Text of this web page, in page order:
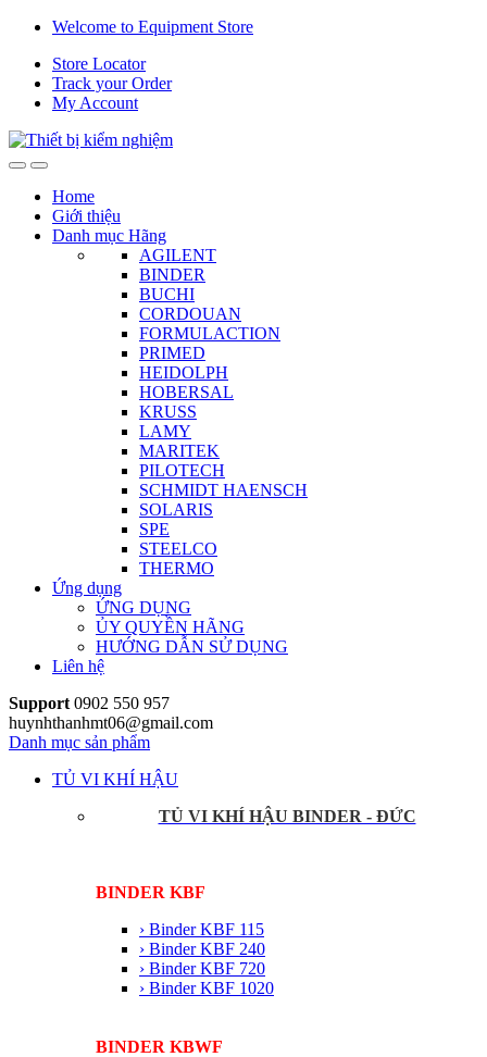
Skip
navigation
Skip
content
Welcome to Equipment Store
Store Locator
Track your Order
My Account
Home
Giới thiệu
Danh mục Hãng
AGILENT
BINDER
BUCHI
CORDOUAN
FORMULACTION
PRIMED
HEIDOLPH
HOBERSAL
KRUSS
LAMY
MARITEK
PILOTECH
SCHMIDT HAENSCH
SOLARIS
SPE
STEELCO
THERMO
Ứng dụng
ỨNG DỤNG
ỦY QUYỀN HÃNG
HƯỚNG DẪN SỬ DỤNG
Liên hệ
Support 0902 550 957
huynhthanhmt06@gmail.com
Danh mục sản phẩm
TỦ VI KHÍ HẬU
TỦ VI KHÍ HẬU BINDER - ĐỨC
BINDER KBF
› Binder KBF 115
› Binder KBF 240
› Binder KBF 720
› Binder KBF 1020
BINDER KBWF